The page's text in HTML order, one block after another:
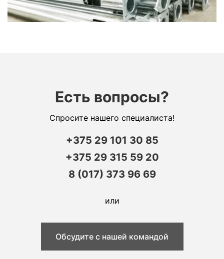
Есть вопросы?
Спросите нашего специалиста!
+375 29 101 30 85
+375 29 315 59 20
8 (017) 373 96 69
или
Обсудите с нашей командой